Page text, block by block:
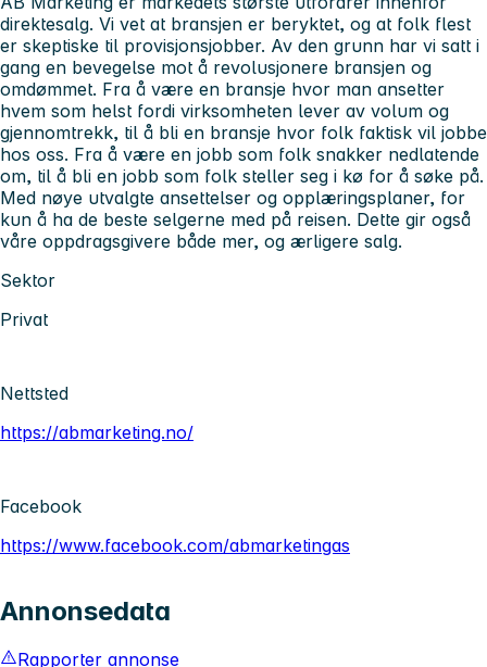
direktesalg. Vi vet at bransjen er beryktet, og at folk flest
er skeptiske til provisjonsjobber. Av den grunn har vi satt i
gang en bevegelse mot å revolusjonere bransjen og
omdømmet. Fra å være en bransje hvor man ansetter
hvem som helst fordi virksomheten lever av volum og
gjennomtrekk, til å bli en bransje hvor folk faktisk vil jobbe
hos oss. Fra å være en jobb som folk snakker nedlatende
om, til å bli en jobb som folk steller seg i kø for å søke på.
Med nøye utvalgte ansettelser og opplæringsplaner, for
kun å ha de beste selgerne med på reisen. Dette gir også
våre oppdragsgivere både mer, og ærligere salg.
Sektor
Privat
Nettsted
https://abmarketing.no/
Facebook
https://www.facebook.com/abmarketingas
Annonsedata
Rapporter annonse